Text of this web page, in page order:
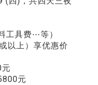
工具费⋯等）
以上）享优惠价
元